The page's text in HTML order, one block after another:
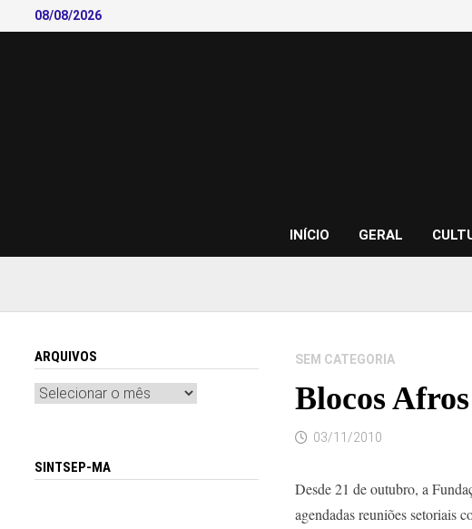
to
08/08/2026
INÍCIO GERAL
SEM CATEGORIA
Blocos
03/11/2010
Desde 21 de outubro, a
agendadas reuniões setoriais
ARQUIVOS
Arquivos
SINTSEP-MA